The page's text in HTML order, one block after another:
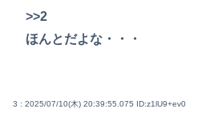
>>2
ほんとだよな・・・
3 : 2025/07/10(木) 20:39:55.075 ID:z1lU9+ev0